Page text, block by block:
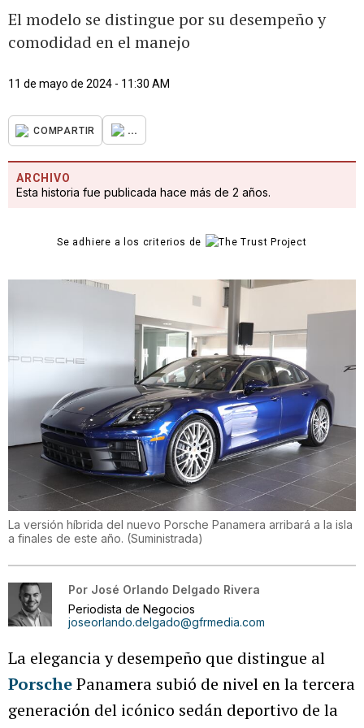
El modelo se distingue por su desempeño y
comodidad en el manejo
11 de mayo de 2024 - 11:30 AM
COMPARTIR ...
ARCHIVO
Esta historia fue publicada hace más de 2 años.
Se adhiere a los criterios de
La versión híbrida del nuevo Porsche Panamera arribará a la isla
a finales de este año. (Suministrada)
Por José Orlando Delgado Rivera
Periodista de Negocios
joseorlando.delgado@gfrmedia.com
La elegancia y desempeño que distingue al
PorschePanamera subió de nivel en la tercera
generación del icónico sedán deportivo de la